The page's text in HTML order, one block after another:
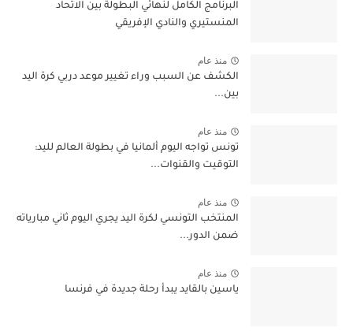
البرنامج الكامل لنهائي البطولة بين الاتحاد
المنستيري والنادي الإفريقي
منذ عام
الكشف عن السبب وراء تغيير موعد دربي كرة اليد
بين...
منذ عام
تونس تواجه اليوم ألمانيا في بطولة العالم لليد:
التوقيت والقنوات...
منذ عام
المنتخب التونسي لكرة اليد يجري اليوم ثاني مبارياته
ضمن الدور...
منذ عام
ياسين بالقايد يبدأ رحلة جديدة في فرنسا